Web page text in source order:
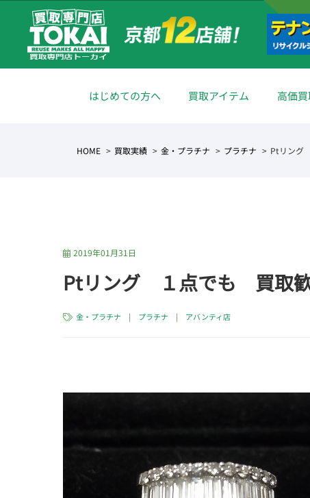
はじめての方へ 買取アイテム 高価
HOME 買取実績 金・プラチナ プラチナ Ptリング
2019年01月31日
Ptリング １点でも 買取
金・プラチナ | プラチナ | アバンティ店